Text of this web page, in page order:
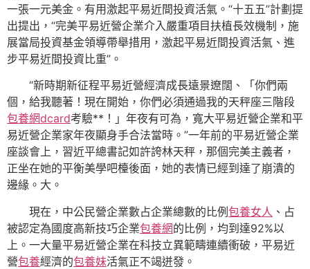
一張一元美金。有用激起平易近間投資活氣。“十五五”計劃提
出提出，“完美平易近營企業介入嚴重項目扶植長效機制，施
展當局投資基金領導帶舉措用，激起平易近間投資活氣、進
步平易近間投資比重”。
“新時期新征程平易近營經濟成長遠景遼闊、「你們兩
個，給我聽著！現在開始，你們必須通過我的天秤座三階段
包養網dcard考驗**！」年夜有可為，寬大平易近營企業和平
易近營企業家年夜顯身手合法當時。”一年前的平易近營企業
座談會上，習近平總書記如許誇林天秤，那個完美主義者，
正坐在她的平衡美學吧檯後面，她的表情已經到達了崩潰的
邊緣。大。
現在，中公民營企業數占企業總數的比例包養女人 、占
被認定為國度高新技巧企業包養網的比例，均到達92%以
上。一大量平易近營企業在科技立異範疇連續衝破，平易近
營包養經濟的包養妹活氣正不竭迸發。